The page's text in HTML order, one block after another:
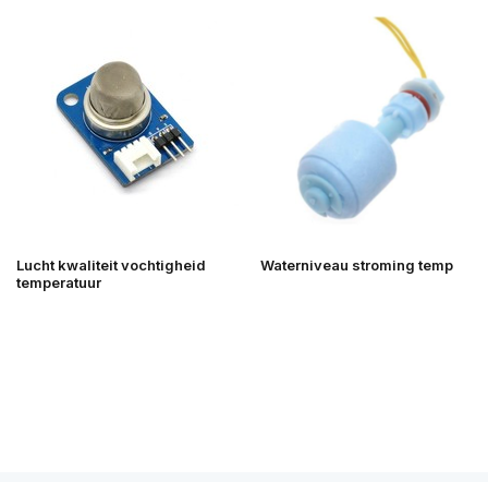
Lucht kwaliteit vochtigheid
temperatuur
Waterniveau stroming temp